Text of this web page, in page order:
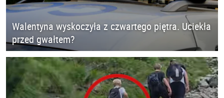
Walentyna wyskoczyła z czwartego piętra. Uciekła
przed gwałtem?